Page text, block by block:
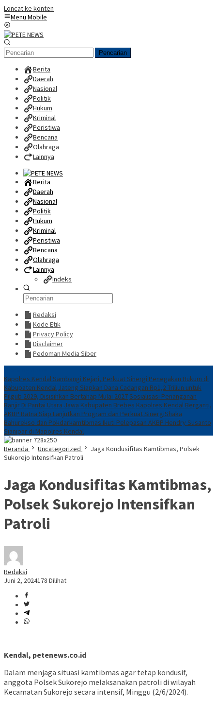
Loncat ke konten
Menu Mobile
Pencarian
Berita
Daerah
Nasional
Politik
Hukum
Kriminal
Peristiwa
Bencana
Olahraga
Lainnya
Berita
Daerah
Nasional
Politik
Hukum
Kriminal
Peristiwa
Bencana
Olahraga
Lainnya
Indeks
Redaksi
Kode Etik
Privacy Policy
Disclaimer
Pedoman Media Siber
Kapolres Kendal Sambangi Kejari, Perkuat Sinergi Penegakan Hukum di
Kabupaten Kendal Jateng Siapkan Dana Cadangan Rp1,2 Triliun untuk
Pilgub 2029, Disisihkan Bertahap Mulai 2027Sosialisasi Penanganan
Banjir Di Pantai Utara Jawa Kabupaten Brebes Kapolres Kendal Berganti,
AKBP Ratna Siap Lanjutkan Program dan Perkuat Sinergi​Shaka
Bahurekso dan Pokdarkamtibmas Ikuti Pelepasan AKBP Hendry Susanto
Sianipar di Mapolres Kendal
Beranda
Uncategorized
Jaga Kondusifitas Kamtibmas, Polsek
Sukorejo Intensifkan Patroli
Jaga Kondusifitas Kamtibmas,
Polsek Sukorejo Intensifkan
Patroli
Redaksi
Juni 2, 2024178 Dilihat
Kendal, petenews.co.id
Dalam menjaga situasi kamtibmas agar tetap kondusif,
anggota Polsek Sukorejo melaksanakan patroli di wilayah
Kecamatan Sukorejo secara intensif, Minggu (2/6/2024).